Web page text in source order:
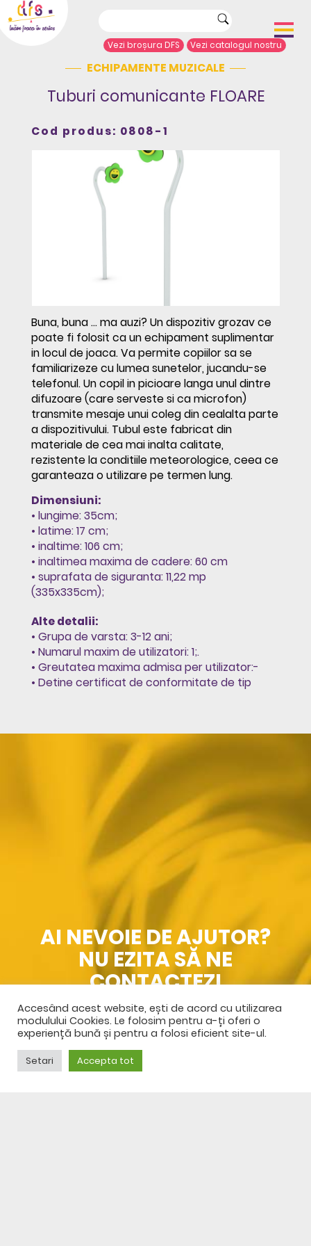
Vezi broșura DFS Vezi catalogul nostru
Acasă
Despre noi
Echipamente de joacă
ECHIPAMENTE MUZICALE
Tuburi comunicante FLOARE
Cod produs: 0808-1
Buna, buna ... ma auzi? Un dispozitiv grozav ce
poate fi folosit ca un echipament suplimentar
in locul de joaca. Va permite copiilor sa se
familiarizeze cu lumea sunetelor, jucandu-se
telefonul. Un copil in picioare langa unul dintre
difuzoare (care serveste si ca microfon)
transmite mesaje unui coleg din cealalta parte
a dispozitivului. Tubul este fabricat din
materiale de cea mai inalta calitate,
rezistente la conditiile meteorologice, ceea ce
garanteaza o utilizare pe termen lung.
Dimensiuni:
• lungime: 35cm;
• latime: 17 cm;
• inaltime: 106 cm;
• inaltimea maxima de cadere: 60 cm
• suprafata de siguranta: 11,22 mp
(335x335cm);
Alte detalii:
• Grupa de varsta: 3-12 ani;
• Numarul maxim de utilizatori: 1;.
• Greutatea maxima admisa per utilizator:-
• Detine certificat de conformitate de tip
AI NEVOIE DE AJUTOR?
NU EZITA SĂ NE
CONTACTEZI
SPRE CONTACT
Accesând acest website, ești de acord cu utilizarea
modulului Cookies. Le folosim pentru a-ți oferi o
experiență bună și pentru a folosi eficient site-ul.
Setari Accepta tot